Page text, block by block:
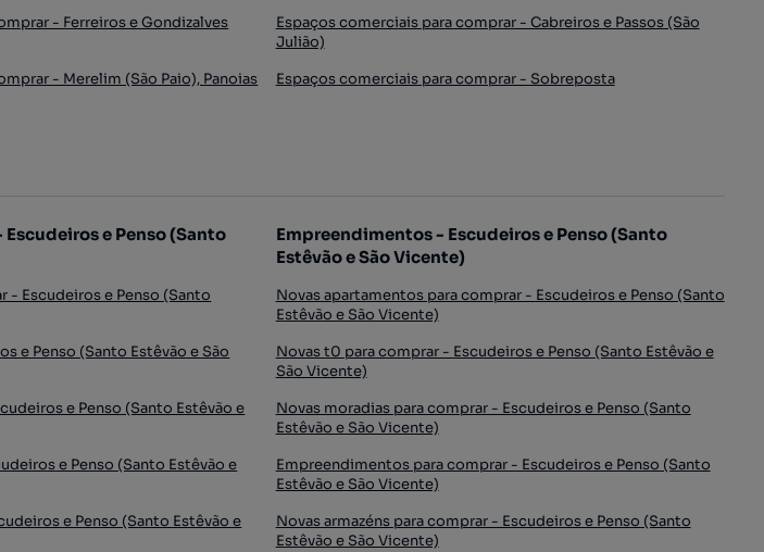
- Ferreiros e Gondizalves
Espaços comerciais para comprar - Cabreiros e Passos (São
Julião)
- Merelim (São Paio), Panoias
Espaços comerciais para comprar - Sobreposta
e Penso (Santo
- Escudeiros e Penso (Santo
e Penso (Santo Estêvão e São
e Penso (Santo Estêvão e
e Penso (Santo Estêvão e
e Penso (Santo Estêvão e
Empreendimentos - Escudeiros e Penso (Santo
Estêvão e São Vicente)
Novas apartamentos para comprar - Escudeiros e Penso (Santo
Estêvão e São Vicente)
Novas t0 para comprar - Escudeiros e Penso (Santo Estêvão e
São Vicente)
Novas moradias para comprar - Escudeiros e Penso (Santo
Estêvão e São Vicente)
Empreendimentos para comprar - Escudeiros e Penso (Santo
Estêvão e São Vicente)
Novas armazéns para comprar - Escudeiros e Penso (Santo
Estêvão e São Vicente)